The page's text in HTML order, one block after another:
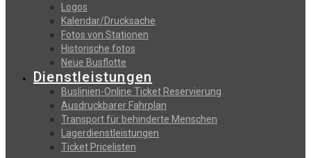
Logos
Kalendar/Drucksache
Fotos von Stationen
Historische fotos
Neue Busflotte
Dienstleistungen
Buslinien-Online Ticket Reservierung
Αusdruckbarer Fahrplan
Transport für behinderte Menschen
Lagerdienstleistungen
Ticket Pricelisten